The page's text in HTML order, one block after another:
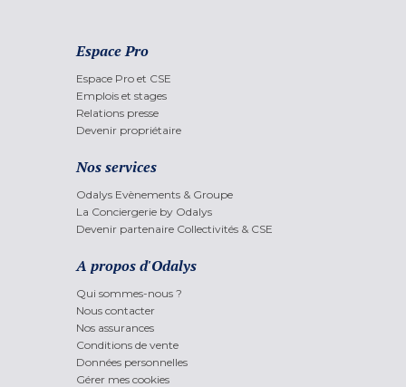
Espace Pro
Espace Pro et CSE
Emplois et stages
Relations presse
Devenir propriétaire
Nos services
Odalys Evènements & Groupe
La Conciergerie by Odalys
Devenir partenaire Collectivités & CSE
A propos d'Odalys
Qui sommes-nous ?
Nous contacter
Nos assurances
Conditions de vente
Données personnelles
Gérer mes cookies